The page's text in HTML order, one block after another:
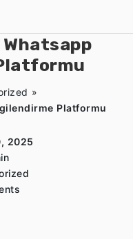
»
Platformu
2025